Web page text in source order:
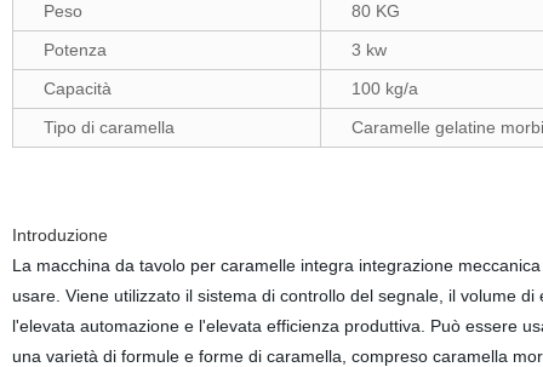
Peso
80 KG
Potenza
3 kw
Capacità
100 kg/a
Tipo di caramella
Caramelle gelatine
Introduzione
La macchina da tavolo per caramelle integra integrazione
usare. Viene utilizzato il sistema di controllo del segnale, il volume
l'elevata automazione e l'elevata efficienza produttiva. Può essere
una varietà di formule e forme di caramella, compreso caramella